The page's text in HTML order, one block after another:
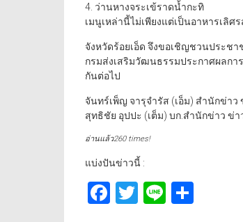
4. ว่านหางจระเข้ราดน้ำกะทิ
เมนูเหล่านี้ไม่เพียงแต่เป็นอาหารเลิ
จังหวัดร้อยเอ็ด จึงขอเชิญชวนประช
กรมส่งเสริมวัฒนธรรมประกาศผลกา
กันต่อไป
จันทร์เพ็ญ จารุจำรัส (เอ็ม) สำนักข่าว
สุทธิชัย อุปปะ (เต็ม) บก.สำนักข่าว ข่า
อ่านแล้ว260 times!
แบ่งปันข่าวนี้ :
Facebook
Twitter
Line